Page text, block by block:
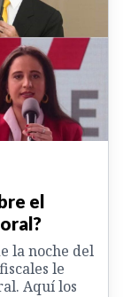
el
la noche del
le
Aquí los